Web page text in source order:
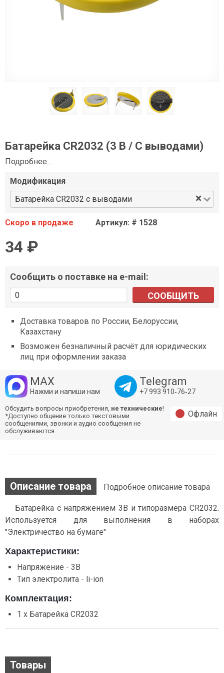
Батарейка CR2032 (3 В / С выводами)
Подробнее...
Модификация
Батарейка CR2032 с выводами
×
Скоро в продаже Артикул: # 1528
34 ₽
Сообщить о поставке на e-mail:
СООБЩИТЬ
Доставка товаров по России, Белоруссии,
Казахстану
Возможен безналичный расчёт для юридических
лиц при оформлении заказа
MAX
Нажми и напиши нам
Telegram
+7 993 910‑76‑27
Обсудить вопросы приобретения, не технические!
*Доступно общение только текстовыми
сообщениями, звонки и аудио сообщения не
обслуживаются
Офлайн
Описание товара Подробное описание товара
Батарейка с напряжением 3В и типоразмера CR2032.
Используется для выполнения в наборах
"Электричество на бумаге"
Характеристики:
Напряжение - 3В
Тип электролита - li-ion
Комплектация:
1 x Батарейка CR2032
Товары